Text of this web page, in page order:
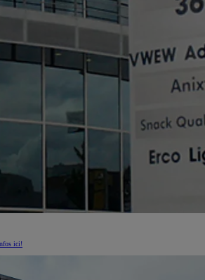
Corolla Cross
HYBRIDE
ici!